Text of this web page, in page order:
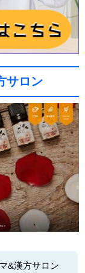
サロン
&漢方サロン